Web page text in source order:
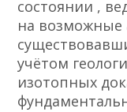
состоянии ,
на возможные
учётом
изотопных